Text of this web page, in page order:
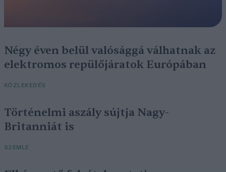
Négy éven belül valósággá válhatnak az
elektromos repülőjáratok Európában
KÖZLEKEDÉS
Történelmi aszály sújtja Nagy-
Britanniát is
SZEMLE